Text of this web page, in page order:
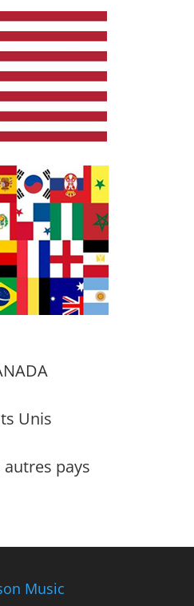
Unis
autres pays
Music